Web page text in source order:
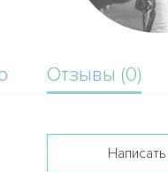
Отзывы (0)